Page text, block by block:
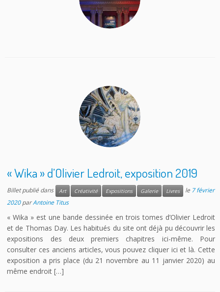
« Wika » d’Olivier Ledroit, exposition 2019
Billet publié dans Art Créativité Expositions Galerie Livres le 7 février
2020 parAntoine Titus
« Wika » est une bande dessinée en trois tomes d’Olivier Ledroit
et de Thomas Day. Les habitués du site ont déjà pu découvrir les
expositions des deux premiers chapitres ici-même. Pour
consulter ces anciens articles, vous pouvez cliquer ici et là. Cette
exposition a pris place (du 21 novembre au 11 janvier 2020) au
même endroit […]